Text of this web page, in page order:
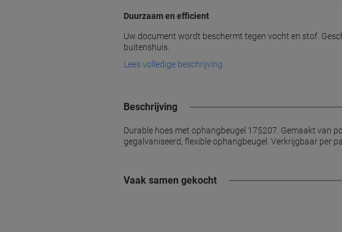
Duurzaam en efficient
Uw document wordt beschermt tegen vocht en stof.
buitenshuis.
Lees volledige beschrijving
Beschrijving
Durable hoes met ophangbeugel 175207. Gemaakt van
gegalvaniseerd, flexible ophangbeugel. Verkrijgbaar per
Vaak samen gekocht